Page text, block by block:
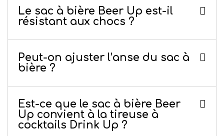
Le sac à bière Beer Up est-il
résistant aux chocs ?
Peut-on ajuster l’anse du sac à
bière ?
Est-ce que le sac à bière Beer
Up convient à la tireuse à
cocktails Drink Up ?